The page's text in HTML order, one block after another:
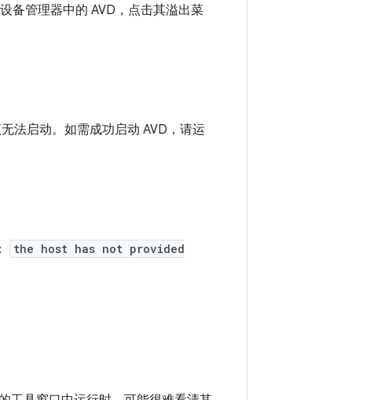
备管理器中的 AVD，点击其溢出菜
法启动。如需成功启动 AVD，请运
the host has not provided